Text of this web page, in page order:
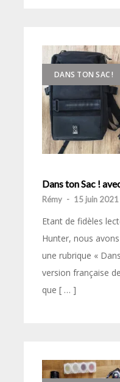
DANS TON SAC !
Dans ton Sac !
Rémy - 15 juin 2021
Etant de fidèles
Hunter, nous
une rubrique «
version française
que [ … ]